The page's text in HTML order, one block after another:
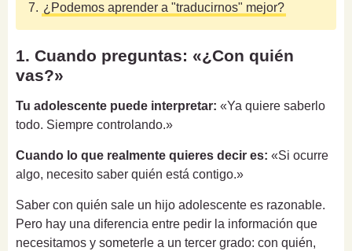
7. ¿Podemos aprender a "traducirnos" mejor?
1. Cuando preguntas: «¿Con quién
vas?»
Tu adolescente puede interpretar: «Ya quiere saberlo
todo. Siempre controlando.»
Cuando lo que realmente quieres decir es: «Si ocurre
algo, necesito saber quién está contigo.»
Saber con quién sale un hijo adolescente es razonable.
Pero hay una diferencia entre pedir la información que
necesitamos y someterle a un tercer grado: con quién,